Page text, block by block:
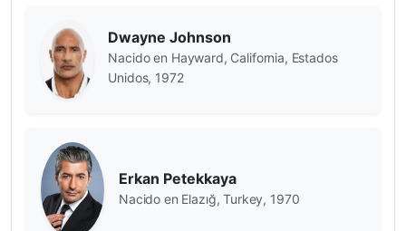
Dwayne Johnson
Nacido en Hayward, California, Estados
Unidos, 1972
Erkan Petekkaya
Nacido en Elazığ, Turkey, 1970